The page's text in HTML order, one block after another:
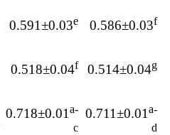
0.586±0.03f
0.591±0.03e
0.514±0.04g
0.518±0.04f
0.711±0.01a-
d
0.718±0.01a-
c